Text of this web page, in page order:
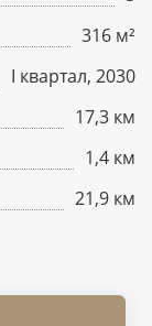
316 м²
I квартал, 2030
17,3 км
1,4 км
21,9 км